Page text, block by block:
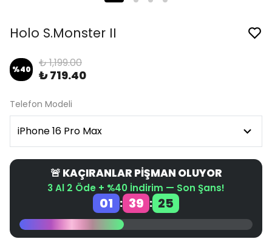
Holo S.Monster II
%40 ₺ 1,199.00
₺ 719.40
Telefon Modeli
🚨 KAÇIRANLAR PİŞMAN OLUYOR
3 Al 2 Öde + %40 İndirim — Son Şans!
01 : 39 : 25